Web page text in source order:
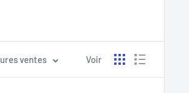
ventes Voir